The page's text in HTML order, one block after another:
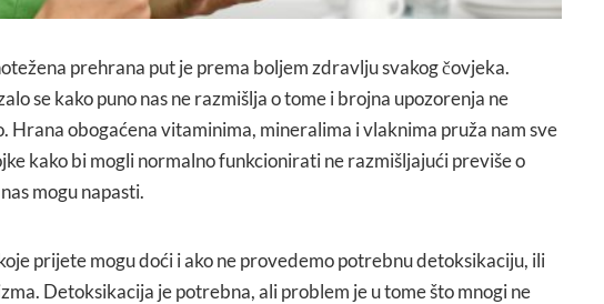
prehrana put je prema boljem zdravlju svakog čovjeka.
se kako puno nas ne razmišlja o tome i brojna upozorenja ne
Hrana obogaćena vitaminima, mineralima i vlaknima pruža nam sve
kako bi mogli normalno funkcionirati ne razmišljajući previše o
mogu napasti.
prijete mogu doći i ako ne provedemo potrebnu detoksikaciju, ili
Detoksikacija je potrebna, ali problem je u tome što mnogi ne